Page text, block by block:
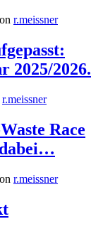
r.meissner
2025/2026.
r.meissner
Race
dabei…
r.meissner